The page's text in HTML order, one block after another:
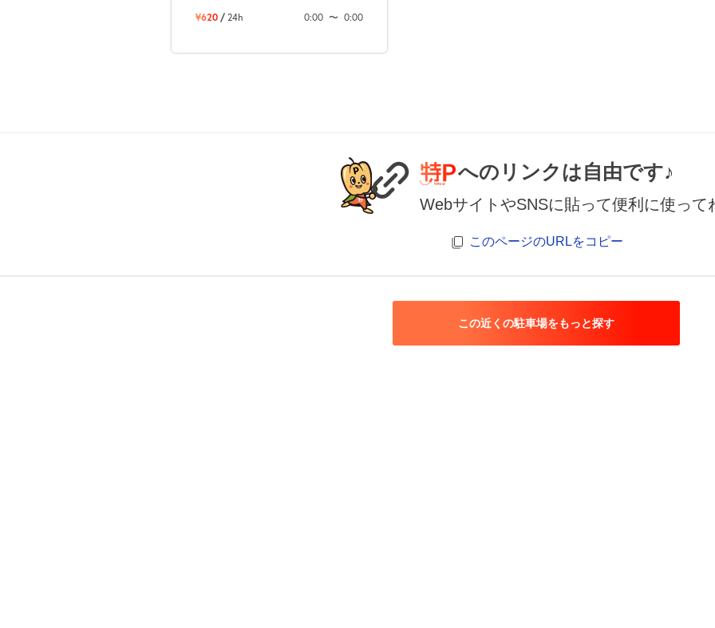
¥620 / 24h 0:00 〜 0:00
へのリンクは自由です♪
WebサイトやSNSに貼って便利に使って
このページのURLをコピー
この近くの駐車場をもっと探す